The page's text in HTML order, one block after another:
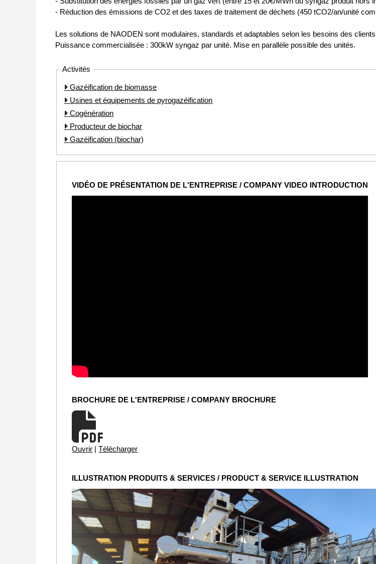
- Réduction des émissions de CO2 et des taxes de traitement de déchets (450 tCO2/an/unité
Les solutions de NAODEN sont modulaires, standards et adaptables selon les besoins des
Puissance commercialisée : 300kW syngaz par unité. Mise en parallèle possible des unités.
Activités
Gazéification de biomasse
Usines et équipements de pyrogazéification
Cogénération
Producteur de biochar
Gazéification (biochar)
VIDÉO DE PRÉSENTATION DE L'ENTREPRISE / COMPANY VIDEO INTRODUCTION
BROCHURE DE L'ENTREPRISE / COMPANY BROCHURE
Ouvrir | Télécharger
ILLUSTRATION PRODUITS & SERVICES / PRODUCT & SERVICE ILLUSTRATION